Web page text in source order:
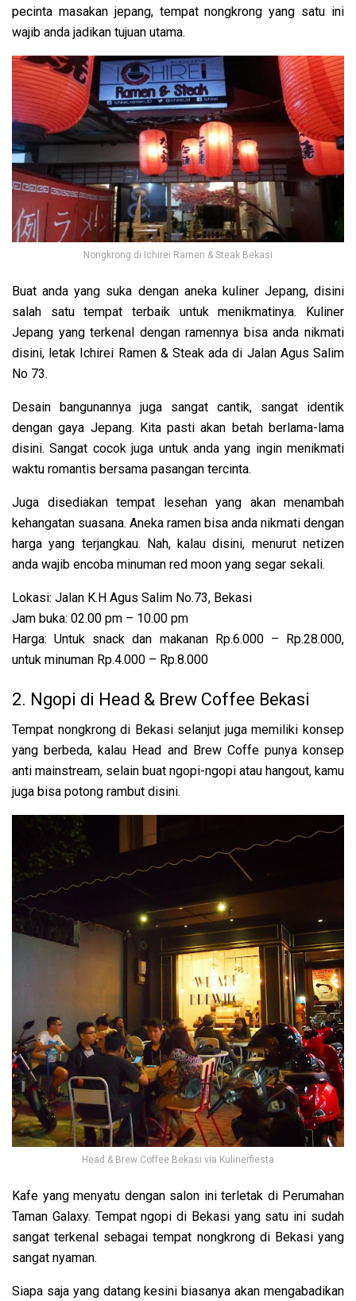
pecinta masakan jepang, tempat nongkrong yang satu ini
wajib anda jadikan tujuan utama.
Nongkrong di Ichirei Ramen & Steak Bekasi
Buat anda yang suka dengan aneka kuliner Jepang, disini
salah satu tempat terbaik untuk menikmatinya. Kuliner
Jepang yang terkenal denganramennya bisa anda nikmati
disini, letak Ichirei Ramen & Steak ada di Jalan Agus Salim
No 73.
Desain bangunannya juga sangat cantik, sangat identik
dengan gaya Jepang. Kita pasti akan betah berlama-lama
disini. Sangat cocok juga untuk anda yang ingin menikmati
waktu romantis bersama pasangan tercinta.
Juga disediakan tempat lesehan yang akan menambah
kehangatan suasana. Aneka ramen bisa anda nikmati dengan
harga yang terjangkau. Nah, kalau disini, menurut netizen
anda wajib encoba minuman red moon yang segar sekali.
Lokasi: Jalan K.H Agus Salim No.73, Bekasi
Jam buka: 02.00 pm – 10.00 pm
Harga: Untuk snack dan makanan Rp.6.000 – Rp.28.000,
untuk minuman Rp.4.000 – Rp.8.000
2. Ngopi di Head & Brew Coffee Bekasi
Tempat nongkrong di Bekasi selanjut juga memiliki konsep
yang berbeda, kalau Head and Brew Coffe punya konsep
anti mainstream, selain buat ngopi-ngopi atau hangout, kamu
juga bisa potong rambut disini.
Head & Brew Coffee Bekasi via Kulinerfiesta
Kafe yang menyatu dengan salon ini terletak di Perumahan
Taman Galaxy. Tempat ngopi di Bekasi yang satu ini sudah
sangat terkenal sebagai tempat nongkrong di Bekasi yang
sangat nyaman.
Siapa saja yang datang kesini biasanya akan mengabadikan